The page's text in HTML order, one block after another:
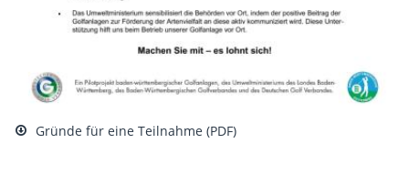
Gründe für eine Teilnahme (PDF)